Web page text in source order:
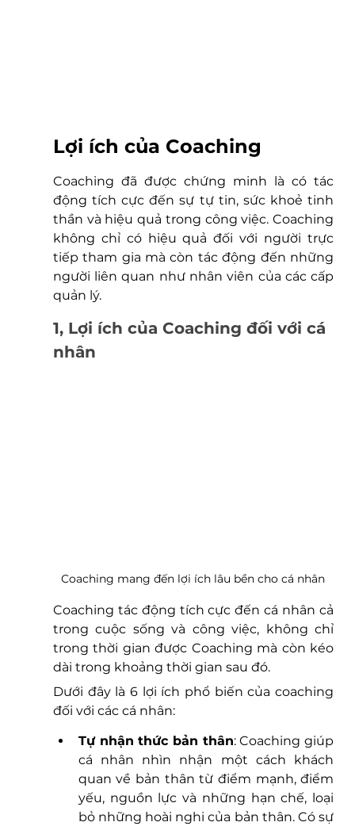
Lợi ích của Coaching
Coaching đã được chứng minh là có tác
động tích cực đến sự tự tin, sức khoẻ tinh
thần và hiệu quả trong công việc. Coaching
không chỉ có hiệu quả đối với người trực
tiếp tham gia mà còn tác động đến những
người liên quan như nhân viên của các cấp
quản lý.
1, Lợi ích của Coaching đối với cá
nhân
Coaching mang đến lợi ích lâu bền cho cá nhân
Coaching tác động tích cực đến cá nhân cả
trong cuộc sống và công việc, không chỉ
trong thời gian được Coaching mà còn kéo
dài trong khoảng thời gian sau đó.
Dưới đây là 6 lợi ích phổ biến của coaching
đối với các cá nhân:
Tự nhận thức bản thân: Coaching giúp
cá nhân nhìn nhận một cách khách
quan về bản thân từ điểm mạnh, điểm
yếu, nguồn lực và những hạn chế, loại
bỏ những hoài nghi của bản thân. Có sự